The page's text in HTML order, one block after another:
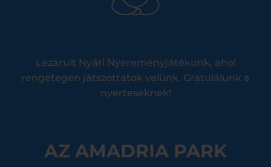
Lezárult Nyári Nyereményjátékunk, ahol
rengetegen játszottatok velünk. Gratulálunk a
nyerteseknek!
AZ AMADRIA PARK